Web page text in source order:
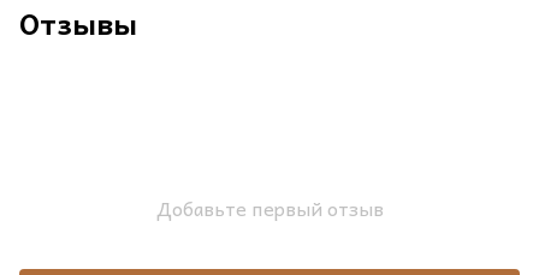
Отзывы
Добавьте первый отзыв